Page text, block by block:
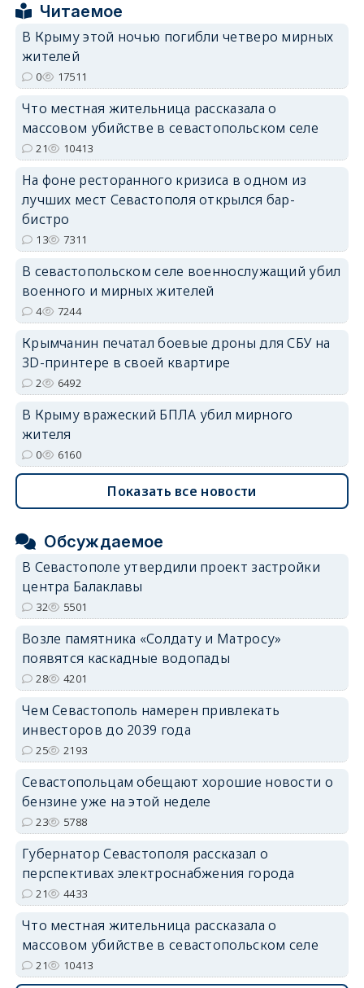
Читаемое
В Крыму этой ночью погибли четверо мирных
жителей
0 17511
Что местная жительница рассказала о
массовом убийстве в севастопольском селе
21 10413
На фоне ресторанного кризиса в одном из
лучших мест Севастополя открылся бар-
бистро
13 7311
В севастопольском селе военнослужащий убил
военного и мирных жителей
4 7244
Крымчанин печатал боевые дроны для СБУ на
3D-принтере в своей квартире
2 6492
В Крыму вражеский БПЛА убил мирного
жителя
0 6160
Показать все новости
Обсуждаемое
В Севастополе утвердили проект застройки
центра Балаклавы
32 5501
Возле памятника «Солдату и Матросу»
появятся каскадные водопады
28 4201
Чем Севастополь намерен привлекать
инвесторов до 2039 года
25 2193
Севастопольцам обещают хорошие новости о
бензине уже на этой неделе
23 5788
Губернатор Севастополя рассказал о
перспективах электроснабжения города
21 4433
Что местная жительница рассказала о
массовом убийстве в севастопольском селе
21 10413